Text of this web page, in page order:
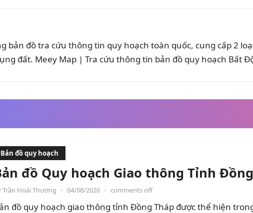
bản đồ tra cứu thông tin quy hoạch toàn quốc, cung cấp 2
đất. Meey Map | Tra cứu thông tin bản đồ quy hoạch Bất
Bản đồ quy hoạch
đồ Quy hoạch Giao thông Tỉnh
Trần Hoài Thương • 04/08/2026 • comments off
đồ quy hoạch giao thông tỉnh Đồng Tháp được thể hiện